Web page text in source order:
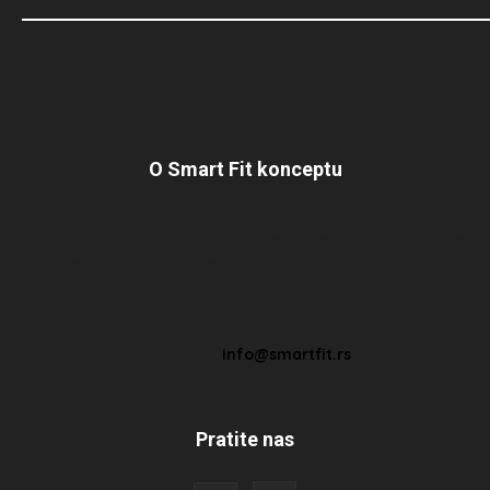
O Smart Fit konceptu
info@smartfit.rs
Pratite nas